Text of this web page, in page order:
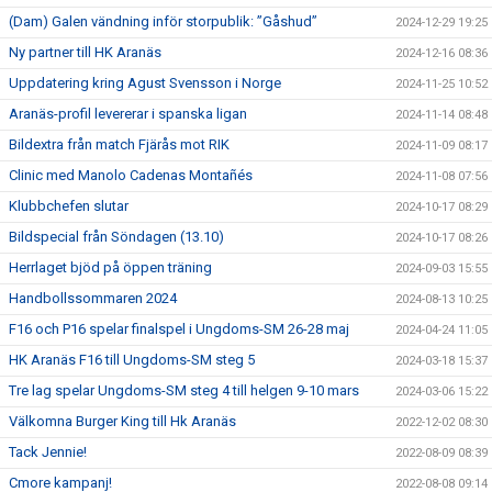
(Dam) Galen vändning inför storpublik: ”Gåshud” 2024-12-29 19:25
Ny partner till HK Aranäs 2024-12-16 08:36
Uppdatering kring Agust Svensson i Norge 2024-11-25 10:52
Aranäs-profil levererar i spanska ligan 2024-11-14 08:48
Bildextra från match Fjärås mot RIK 2024-11-09 08:17
Clinic med Manolo Cadenas Montañés 2024-11-08 07:56
Klubbchefen slutar 2024-10-17 08:29
Bildspecial från Söndagen (13.10) 2024-10-17 08:26
Herrlaget bjöd på öppen träning 2024-09-03 15:55
Handbollssommaren 2024 2024-08-13 10:25
F16 och P16 spelar finalspel i Ungdoms-SM 26-28 maj 2024-04-24 11:05
HK Aranäs F16 till Ungdoms-SM steg 5 2024-03-18 15:37
Tre lag spelar Ungdoms-SM steg 4 till helgen 9-10 mars 2024-03-06 15:22
Välkomna Burger King till Hk Aranäs 2022-12-02 08:30
Tack Jennie! 2022-08-09 08:39
Cmore kampanj! 2022-08-08 09:14